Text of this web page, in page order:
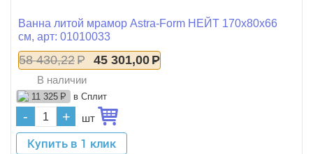
Ванна литой мрамор Astra-Form НЕЙТ 170x80x66
см, арт: 01010033
58 430,22 Р 45 301,00 Р
В наличии
11 325 Р в Сплит
- + шт
Купить в 1 клик